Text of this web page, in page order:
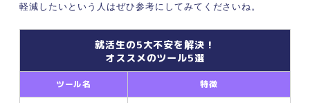
会社の労働環境や社風が原因
残業削減への道！ 定時で終わるよう仕事の効率化
をする方法を伝授
タスクの線引きをする
軽減したいという人はぜひ参考にしてみてくださいね。
就活生の5大不安を解決！
オススメのツール5選
ツール名 特徴